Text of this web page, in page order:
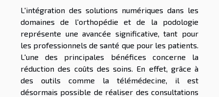
L'intégration des solutions numériques dans les
domaines de l'orthopédie et de la podologie
représente une avancée significative, tant pour
les professionnels de santé que pour les patients.
L'une des principales bénéfices concerne la
réduction des coûts des soins. En effet, grâce à
des outils comme la télémédecine, il est
désormais possible de réaliser des consultations